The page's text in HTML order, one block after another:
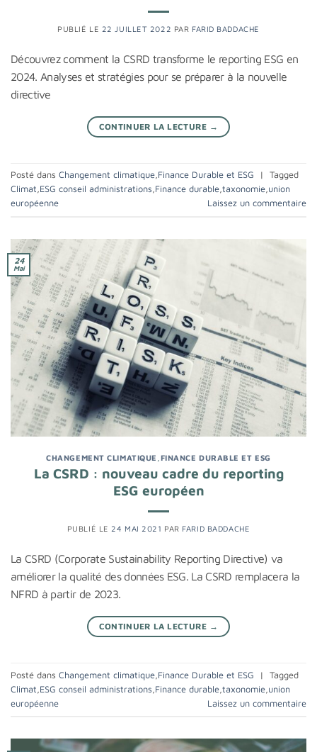
PUBLIÉ LE 22 JUILLET 2022 PAR FARID BADDACHE
Découvrez comment la CSRD transforme le reporting ESG en
2024. Analyses et stratégies pour se préparer à la nouvelle
directive
CONTINUER LA LECTURE →
Posté dans Changement climatique,Finance Durable et ESG |
Tagged
Climat,ESG conseil administrations,Finance durable,taxonomie,union
européenne
Laissez un commentaire
24
Mai
CHANGEMENT CLIMATIQUE FINANCE DURABLE ET ESG
La CSRD : nouveau cadre du reporting
ESG européen
PUBLIÉ LE 24 MAI 2021 PAR FARID BADDACHE
La CSRD (Corporate Sustainability Reporting Directive) va
améliorer la qualité des données ESG. La CSRD remplacera la
NFRD à partir de 2023.
CONTINUER LA LECTURE →
Posté dans Changement climatique Finance Durable et ESG |
Tagged
Climat ESG conseil administrations Finance durable taxonomie union
européenne
Laissez un commentaire